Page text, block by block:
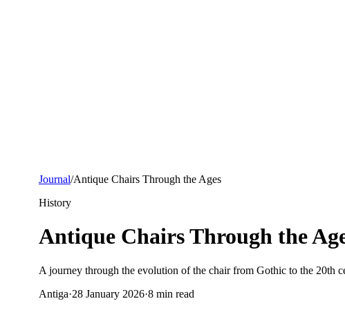
Journal/Antique Chairs Through the Ages
History
Antique Chairs Through the
A journey through the evolution of the chair from Gothic to the 20th
Antiga·28 January 2026·8 min read